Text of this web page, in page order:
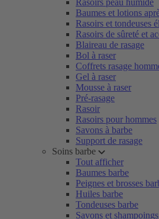
Rasoirs peau humide
Baumes et lotions
Rasoirs et tondeuses
Rasoirs de sûreté et
Blaireau de rasage
Bol à raser
Coffrets rasage
Gel à raser
Mousse à raser
Pré-rasage
Rasoir
Rasoirs pour hommes
Savons à barbe
Support de rasage
Soins barbe
Tout afficher
Baumes barbe
Peignes et brosses
Huiles barbe
Tondeuses barbe
Savons et